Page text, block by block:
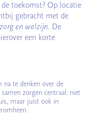
toekomst? Op locatie
gebracht met de
en welzijn. De
een korte
na te denken over de
zorgen centraal: niet
maar juist ook in